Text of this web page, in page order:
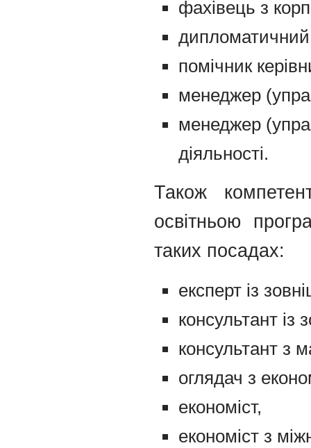
фахівець з
дипломатичний
помічник
менеджер
менеджер
діяльності.
Також
освітньою
таких посадах:
експерт із
консультант із
консультант з
оглядач з
економіст,
економіст з